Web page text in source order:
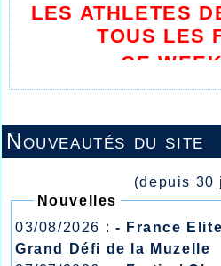
Nouveautés du site
(depuis 30
Nouvelles
03/08/2026 : - France
Grand Défi de la Muzelle
LES ATHLETES
TOUS LES
CE